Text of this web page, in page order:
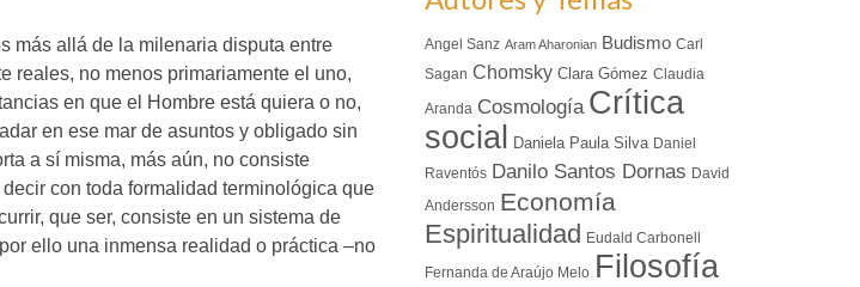
más allá de la milenaria disputa entre
reales, no menos primariamente el uno,
en que el Hombre está quiera o no,
en ese mar de asuntos y obligado sin
a sí misma, más aún, no consiste
con toda formalidad terminológica que
que ser, consiste en un sistema de
ello una inmensa realidad o práctica –no
Angel Sanz Aram Aharonian Budismo Carl
Sagan Chomsky Clara Gómez Claudia
Aranda Cosmología Crítica
social
Daniela Paula Silva Daniel
Raventós Danilo Santos Dornas David
Andersson Economía
Espiritualidad Eudald Carbonell
Fernanda de Araújo Melo Filosofía